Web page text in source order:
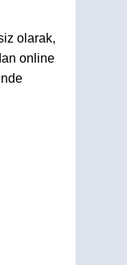
olarak,
online